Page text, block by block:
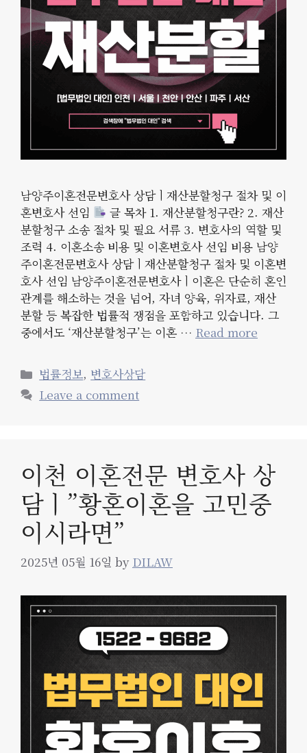
남양주이혼전문변호사 상담ㅣ재산분할청구 절차 및 이
혼변호사 선임
글 목차 1. 재산분할청구란? 2. 재산
분할청구 소송 절차 및 필요 서류 3. 변호사의 역할 및
조력 4. 이혼소송 비용 및 이혼변호사 선임 비용 남양
주이혼전문변호사 상담ㅣ재산분할청구 절차 및 이혼변
호사 선임 남양주이혼전문변호사ㅣ이혼은 단순히 혼인
관계를 해소하는 것을 넘어, 자녀 양육, 위자료, 재산
분할 등 복잡한 법률적 쟁점을 포함하고 있습니다. 그
중에서도 ‘재산분할청구’는 이혼 … Read more
Categories
법률정보, 변호사상담
Leave a comment
이천 이혼전문 변호사 상
담ㅣ”황혼이혼을 고민중
이시라면”
2025년 05월 16일 by DILAW